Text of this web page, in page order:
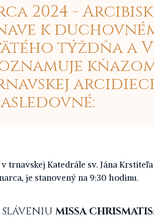
2024 -
k
týždňa a
trnavskej Katedrále sv. Jána
je stanovený na 9:30 hodinu.
MISSA CHRISMATIS: